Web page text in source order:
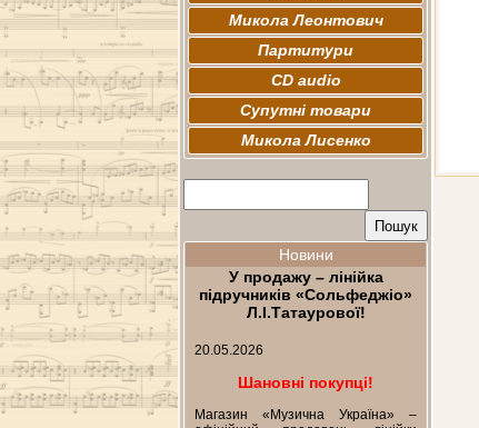
Микола Леонтович
Партитури
CD audio
Супутні товари
Микола Лисенко
Новини
У продажу – лінійка
підручників «Сольфеджіо»
Л.І.Татаурової!
20.05.2026
Шановні покупці!
Магазин «Музична Україна» –